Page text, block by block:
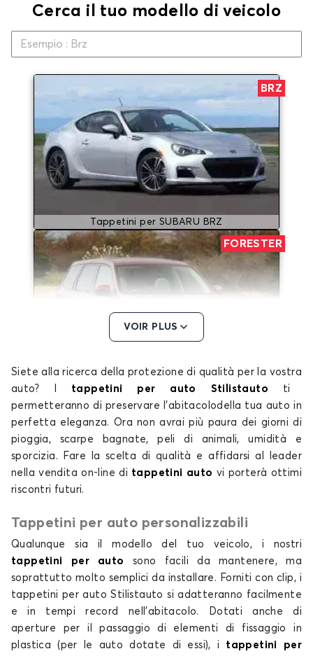
Cerca il tuo modello di veicolo
BRZ
Tappetini per SUBARU BRZ
FORESTER
Tappetini per SUBARU FORESTER
IMPREZA
Tappetini per SUBARU IMPREZA
VOIR PLUS
Siete alla ricerca della protezionedi qualità per la vostra
auto?
tappetini per auto Stilistauto ti
permetteranno di preservare l’abitacolodella tua auto in
perfetta eleganza. Ora non avrai più paura dei giorni di
pioggia, scarpe bagnate, peli di animali, umidità e
sporcizia. Fare la scelta diqualità e affidarsi al leader
nella vendita on-line di tappetini auto vi porterà ottimi
riscontri futuri.
Tappetini per auto personalizzabili
Qualunque sia il modello del tuo veicolo, i nostri
tappetini per auto
sono facili da mantenere, ma
soprattutto molto semplici da installare. Forniti con clip, i
tappetini per autoStilistauto si adatteranno facilmente
e in tempi record nell'abitacolo. Dotati anche di
aperture per il passaggio di elementi di fissaggio in
plastica (per le auto dotate di essi), i tappetini per